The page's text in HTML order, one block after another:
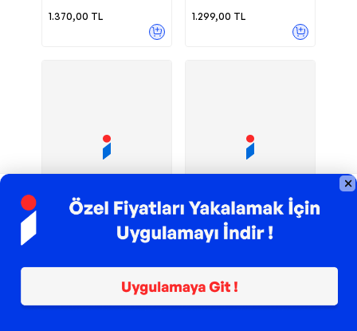
1.370,00 TL 1.299,00 TL
TROY ile 200 TL İndirim
Qp2824/10
TROY ile 200 TL İndirim
Powertec